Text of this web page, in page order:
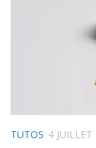
TUTOS 4